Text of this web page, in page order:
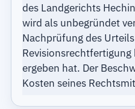
des Landgerichts
wird als unbegründet
Nachprüfung des
ergeben hat. Der
Kosten seines